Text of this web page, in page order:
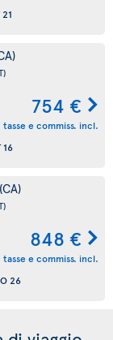
21
754 €
tasse e commiss. incl.
16
(CA)
848 €
tasse e commiss. incl.
26